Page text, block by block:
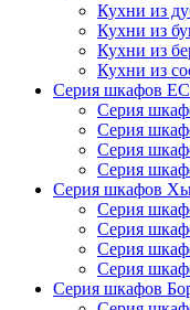
Кухни из
Кухни из
Кухни из
Кухни из
Серия шкафов
Серия
Серия
Серия
Серия
Серия шкафов
Серия
Серия
Серия
Серия
Серия шкафов